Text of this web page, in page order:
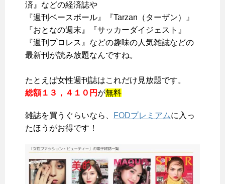
済』などの経済誌や
『週刊ベースボール』『Tarzan（ターザン）』
『おとなの週末』『サッカーダイジェスト』
『週刊プロレス』などの趣味の人気雑誌などの
最新刊が読み放題なんですね。
たとえば女性週刊誌はこれだけ見放題です。
総額１３，４１０円 が無料
雑誌を買うぐらいなら、 FODプレミアムに入っ
たほうがお得です！